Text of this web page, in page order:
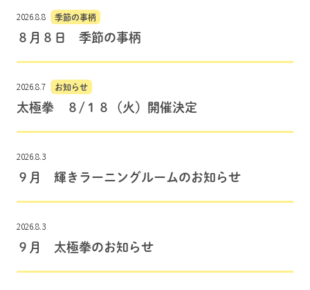
2026.8.8 季節の事柄
８月８日 季節の事柄
2026.8.7 お知らせ
太極拳 ８/１８（火）開催決定
2026.8.3
９月 輝きラーニングルームのお知らせ
2026.8.3
９月 太極拳のお知らせ